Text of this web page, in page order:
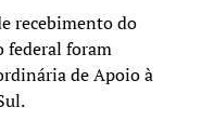
recebimento do
federal foram
de Apoio à